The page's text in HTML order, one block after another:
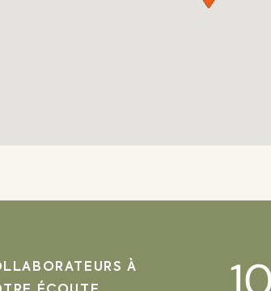
À